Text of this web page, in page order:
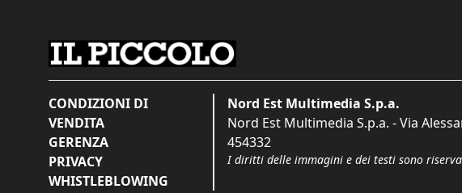
CONDIZIONI DI
VENDITA
GERENZA
PRIVACY
WHISTLEBLOWING
Nord Est Multimedia S.p.a.
Nord Est Multimedia S.p.a. - Via
454332
I diritti delle immagini e dei testi sono